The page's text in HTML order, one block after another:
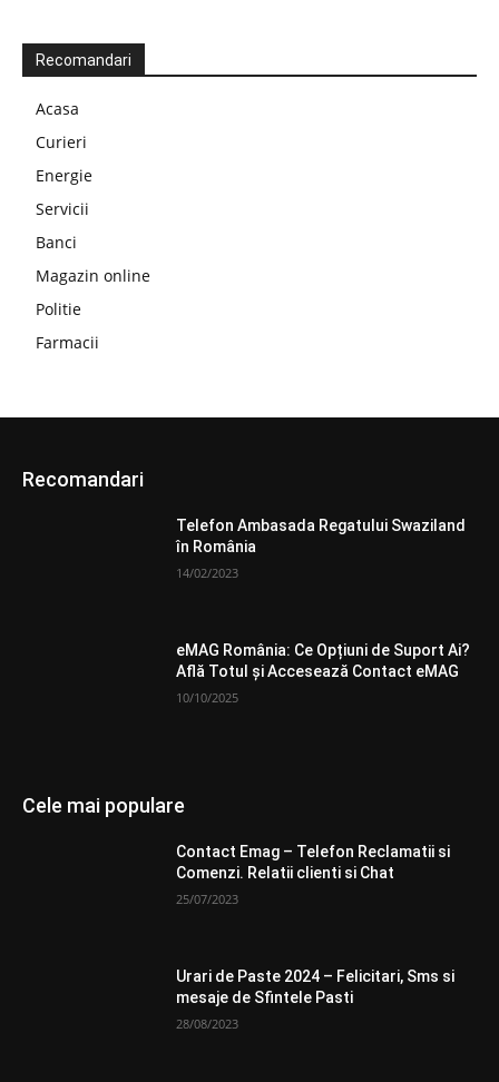
Recomandari
Acasa
Curieri
Energie
Servicii
Banci
Magazin online
Politie
Farmacii
Recomandari
Telefon Ambasada Regatului Swaziland
în România
14/02/2023
eMAG România: Ce Opțiuni de Suport Ai?
Află Totul și Accesează Contact eMAG
10/10/2025
Cele mai populare
Contact Emag – Telefon Reclamatii si
Comenzi. Relatii clienti si Chat
25/07/2023
Urari de Paste 2024 – Felicitari, Sms si
mesaje de Sfintele Pasti
28/08/2023